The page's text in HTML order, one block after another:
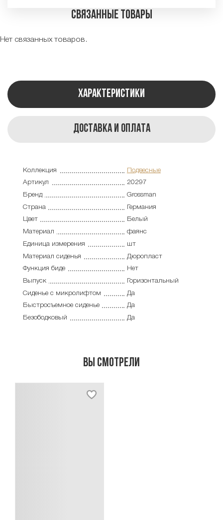
Связанные товары
Нет связанных товаров.
Характеристики
Доставка и оплата
Коллекция
Подвесные
Артикул
20297
Бренд
Grossman
Страна
Германия
Цвет
Белый
Материал
фаянс
Единица измерения
шт
Материал сиденья
Дюропласт
Функция биде
Нет
Выпуск
Горизонтальный
Сиденье с микролифтом
Да
Быстросъемное сиденье
Да
Безободковый
Да
Вы смотрели